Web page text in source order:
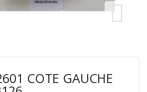
COTE GAUCHE